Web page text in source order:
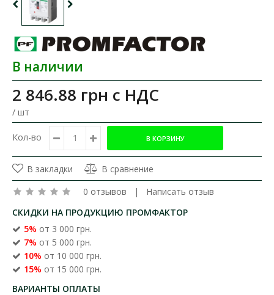
В наличии
2 846.88 грн с НДС
/ шт
Кол-во
В закладки
В сравнение
0 отзывов | Написать отзыв
СКИДКИ НА ПРОДУКЦИЮ ПРОМФАКТОР
5% от 3 000 грн.
7% от 5 000 грн.
10% от 10 000 грн.
15% от 15 000 грн.
ВАРИАНТЫ ОПЛАТЫ